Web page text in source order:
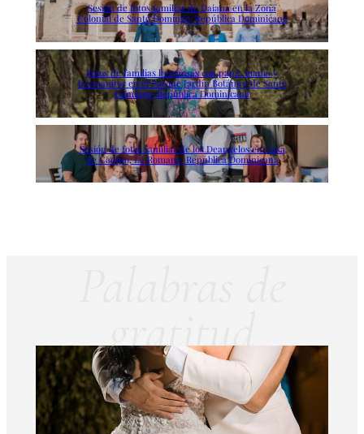
Sesión de fotos familiar de Daiana en la Zona
Colonial de Santo Domingo, República Dominicana
Fotos de familias hermosas con papa, mama y
hermanitos en el Parque Jardín Botánico de Santo
Domingo, República Dominicana
Sesión de fotos familiar de los Deangelos en Casa
de Campo, La Romana, República Dominicana
gratitud